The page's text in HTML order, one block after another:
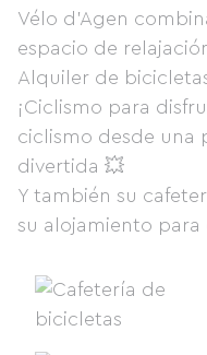
Vélo d'Agen
espacio de
Alquiler de
¡Ciclismo para
ciclismo desde una
divertida 💥
Y también su
su alojamiento para